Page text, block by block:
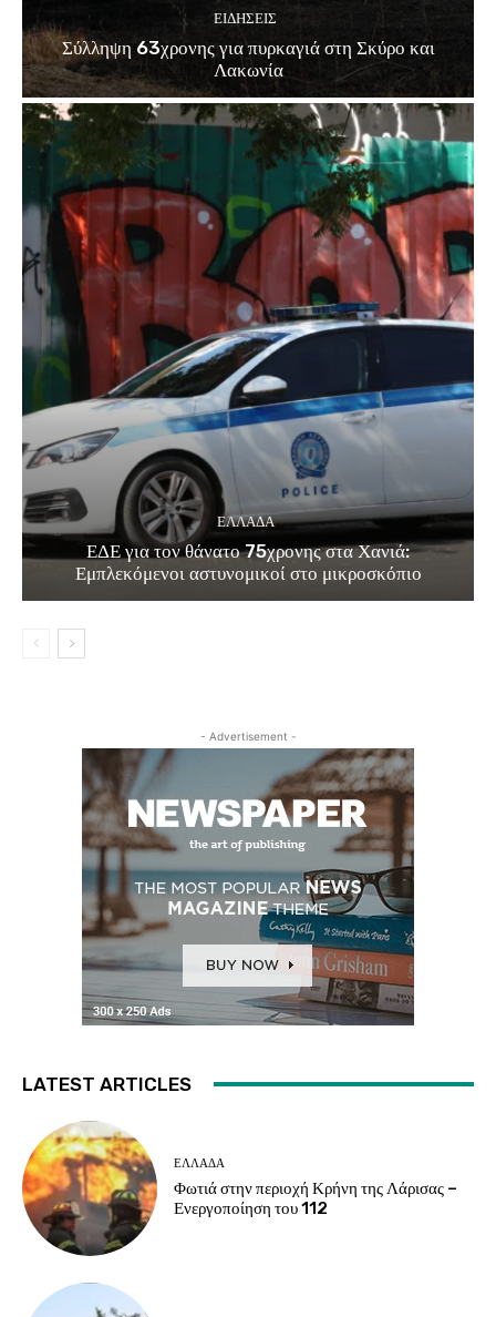
ΕΙΔΗΣΕΙΣ
Σύλληψη 63χρονης για πυρκαγιά στη Σκύρο και
Λακωνία
ΕΛΛΑΔΑ
ΕΔΕ για τον θάνατο 75χρονης στα Χανιά:
Εμπλεκόμενοι αστυνομικοί στο μικροσκόπιο
- Advertisement -
LATEST ARTICLES
ΕΛΛΑΔΑ
Φωτιά στην περιοχή Κρήνη της Λάρισας –
Ενεργοποίηση του 112